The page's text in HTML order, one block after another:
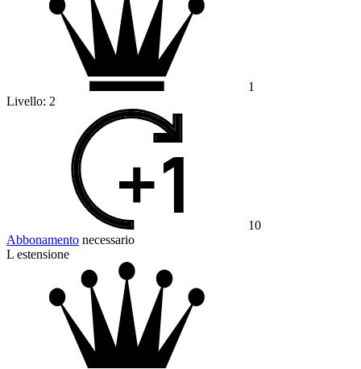
1
Livello: 2
10
Abbonamento necessario
L estensione